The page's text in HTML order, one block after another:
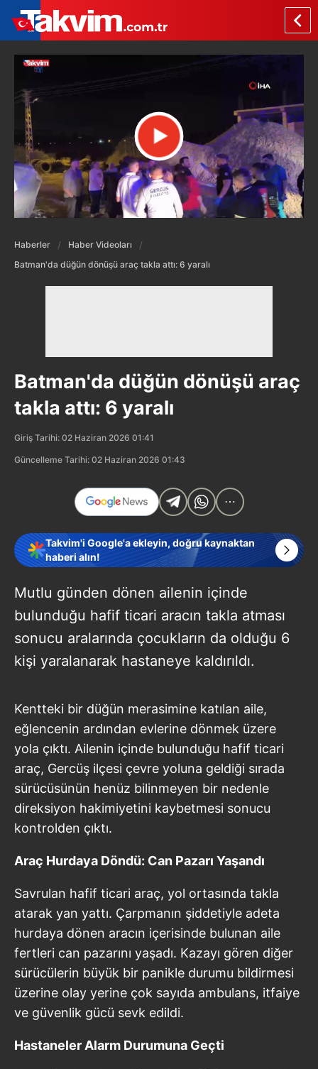
Haberler
Haber Videoları
Batman'da düğün dönüşü araç takla attı: 6 yaralı
Batman'da düğün dönüşü araç
takla attı: 6 yaralı
Giriş Tarihi: 02 Haziran 2026 01:41
Güncelleme Tarihi: 02 Haziran 2026 01:43
Takvim'i Google'a ekleyin, doğru kaynaktan
haberi alın!
Mutlu günden dönen ailenin içinde
bulunduğu hafif ticari aracın takla atması
sonucu aralarında çocukların da olduğu 6
kişi yaralanarak hastaneye kaldırıldı.
Kentteki bir düğün merasimine katılan aile,
eğlencenin ardından evlerine dönmek üzere
yola çıktı. Ailenin içinde bulunduğu hafif ticari
araç, Gercüş ilçesi çevre yoluna geldiği sırada
sürücüsünün henüz bilinmeyen bir nedenle
direksiyon hakimiyetini kaybetmesi sonucu
kontrolden çıktı.
Araç Hurdaya Döndü: Can Pazarı Yaşandı
Savrulan hafif ticari araç, yol ortasında takla
atarak yan yattı. Çarpmanın şiddetiyle adeta
hurdaya dönen aracın içerisinde bulunan aile
fertleri can pazarını yaşadı. Kazayı gören diğer
sürücülerin büyük bir panikle durumu bildirmesi
üzerine olay yerine çok sayıda ambulans, itfaiye
ve güvenlik gücü sevk edildi.
Hastaneler Alarm Durumuna Geçti